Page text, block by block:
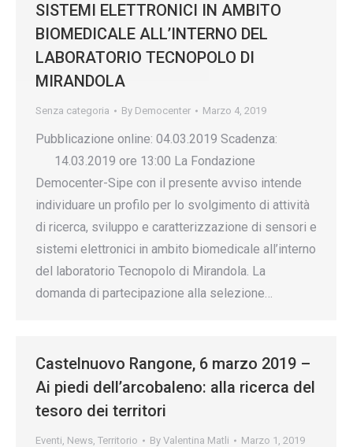
SISTEMI ELETTRONICI IN AMBITO
BIOMEDICALE ALL’INTERNO DEL
LABORATORIO TECNOPOLO DI
MIRANDOLA
Senza categoria By Democenter Marzo 4, 2019
Pubblicazione online: 04.03.2019 Scadenza:
14.03.2019 ore 13:00 La Fondazione
Democenter-Sipe con il presente avviso intende
individuare un profilo per lo svolgimento di attività
di ricerca, sviluppo e caratterizzazione di sensori e
sistemi elettronici in ambito biomedicale all’interno
del laboratorio Tecnopolo di Mirandola. La
domanda di partecipazione alla selezione…
Castelnuovo Rangone, 6 marzo 2019 –
Ai piedi dell’arcobaleno: alla ricerca del
tesoro dei territori
Eventi, News, Territorio By Valentina Matli Marzo 1, 2019